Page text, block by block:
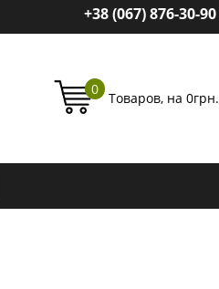
+38 (067) 876-30-90
0
Товаров, на 0грн.